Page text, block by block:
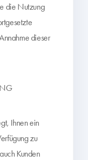
die Nutzung
dieser
Ihnen ein
zu
Kunden